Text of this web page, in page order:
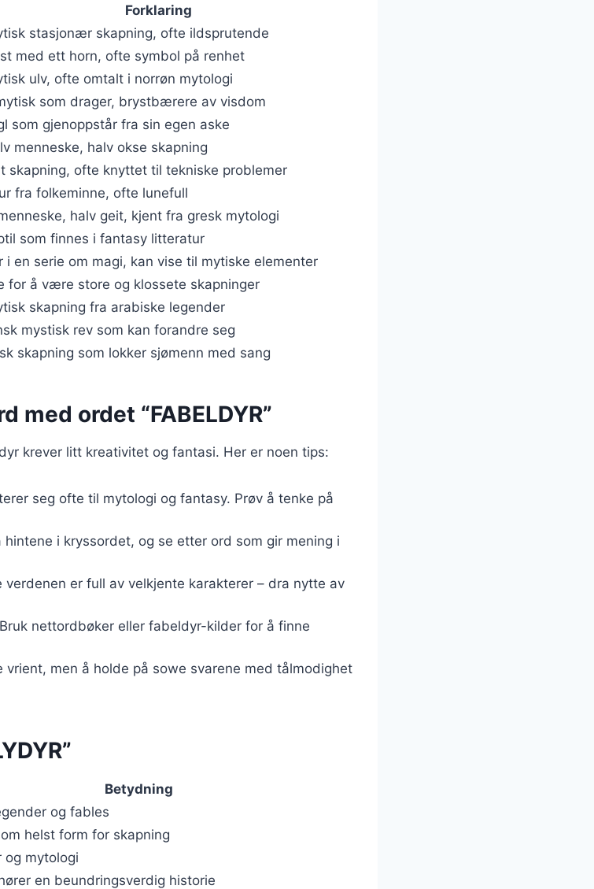
Forklaring
stasjonær skapning, ofte ildsprutende
med ett horn, ofte symbol på renhet
ulv, ofte omtalt i norrøn mytologi
som drager, brystbærere av visdom
som gjenoppstår fra sin egen aske
menneske, halv okse skapning
skapning, ofte knyttet til tekniske problemer
fra folkeminne, ofte lunefull
halv geit, kjent fra gresk mytologi
som finnes i fantasy litteratur
i en serie om magi, kan vise til mytiske elementer
for å være store og klossete skapninger
skapning fra arabiske legender
mystisk rev som kan forandre seg
skapning som lokker sjømenn med sang
med ordet “FABELDYR”
krever litt kreativitet og fantasi. Her er noen tips:
seg ofte til mytologi og fantasy. Prøv å tenke på
hintene i kryssordet, og se etter ord som gir mening i
verdenen er full av velkjente karakterer – dra nytte av
Bruk nettordbøker eller fabeldyr-kilder for å finne
vrient, men å holde på sowe svarene med tålmodighet
Betydning
og fables
helst form for skapning
og mytologi
en beundringsverdig historie